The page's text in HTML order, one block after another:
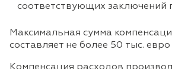
соответствующих заключений
Максимальная сумма
составляет не более 50 тыс.